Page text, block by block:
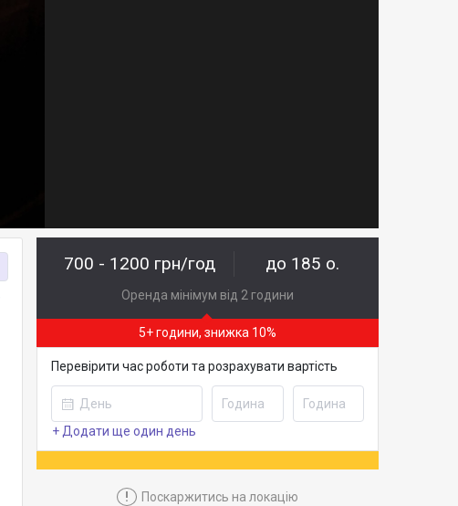
700 - 1200 грн/год до 185 о.
Оренда мінімум від 2 години
5+ години, знижка 10%
Перевірити час роботи та розрахувати вартість
+ Додати ще один день
! Поскаржитись на локацію